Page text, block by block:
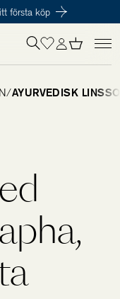
första köp
Till kassan
du vara medlem i
/AYURVEDISK